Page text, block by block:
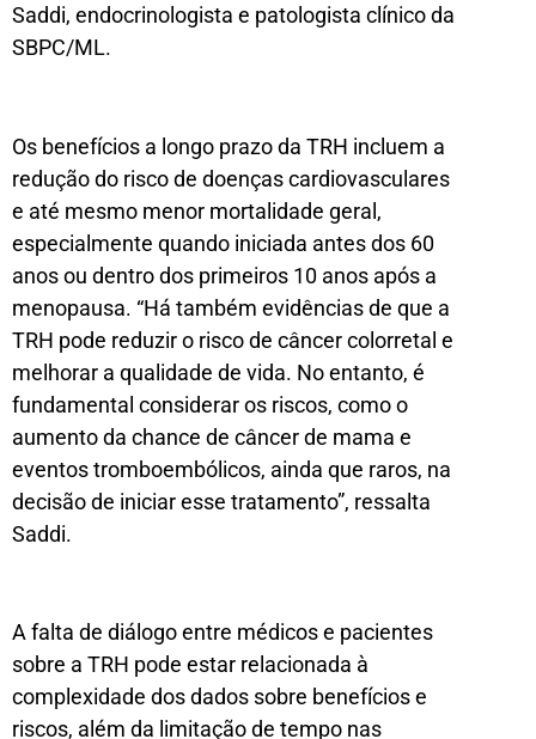
Saddi, endocrinologista e patologista clínico da
SBPC/ML.
Os benefícios a longo prazo da TRH incluem a
redução do risco de doenças cardiovasculares
e até mesmo menor mortalidade geral,
especialmente quando iniciada antes dos 60
anos ou dentro dos primeiros 10 anos após a
menopausa. “Há também evidências de que a
TRH pode reduzir o risco de câncer colorretal e
melhorar a qualidade de vida. No entanto, é
fundamental considerar os riscos, como o
aumento da chance de câncer de mama e
eventos tromboembólicos, ainda que raros, na
decisão de iniciar esse tratamento”, ressalta
Saddi.
A falta de diálogo entre médicos e pacientes
sobre a TRH pode estar relacionada à
complexidade dos dados sobre benefícios e
riscos, além da limitação de tempo nas